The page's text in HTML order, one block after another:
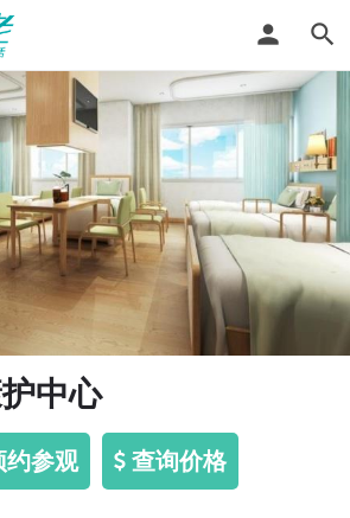
中心
约参观 查询价格